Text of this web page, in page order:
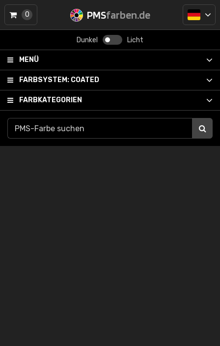
PMSfarben.de
Dunkel Licht
MENÜ
FARBSYSTEM: COATED
FARBKATEGORIEN
0